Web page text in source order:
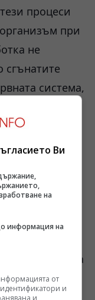
процеси
при
не
сгънатите
система,
на
до
в
е опит за
в
Но
Ви
на
информация на
от
идентификатори и
и